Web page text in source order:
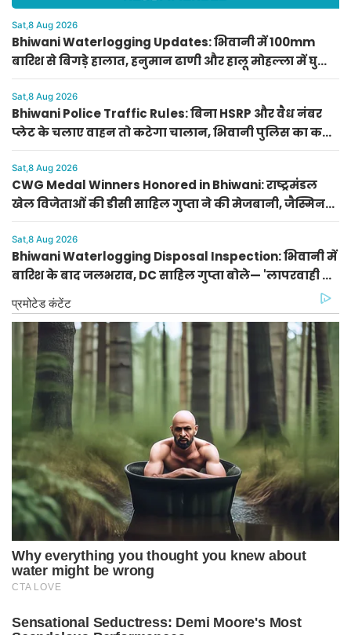
Sat,8 Aug 2026
Bhiwani Waterlogging Updates: भिवानी में 100mm
बारिश से बिगड़े हालात, हनुमान ढाणी और हालू मोहल्ला में घुसा
2 फीट पानी
Sat,8 Aug 2026
Bhiwani Police Traffic Rules: बिना HSRP और वैध नंबर
प्लेट के चलाए वाहन तो कटेगा चालान, भिवानी पुलिस का कड़ा
निर्देश
Sat,8 Aug 2026
CWG Medal Winners Honored in Bhiwani: राष्ट्रमंडल
खेल विजेताओं की डीसी साहिल गुप्ता ने की मेजबानी, जैस्मिन
और प्रीति को दिया प्रीति भोज
Sat,8 Aug 2026
Bhiwani Waterlogging Disposal Inspection: भिवानी में
बारिश के बाद जलभराव, DC साहिल गुप्ता बोले— 'लापरवाही पर
होगी सख्त कार्रवाई'